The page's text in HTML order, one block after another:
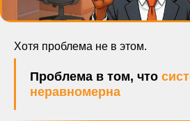
Хотя проблема не в этом.
Проблема в том, что
неравномерна